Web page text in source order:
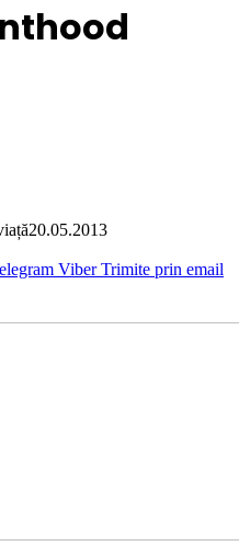
20.05.2013
Viber Trimite prin email